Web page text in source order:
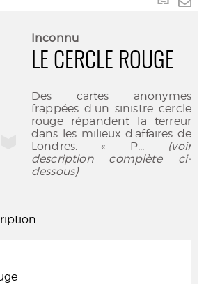
Inconnu
LE CERCLE ROUGE
Des cartes anonymes
frappées d'un sinistre cercle
rouge répandent la terreur
dans les milieux d'affaires de
Londres. « P... (voir
description complète ci-
dessous)